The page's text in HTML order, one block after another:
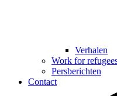
Verhalen
Work for
Persberichten
Contact